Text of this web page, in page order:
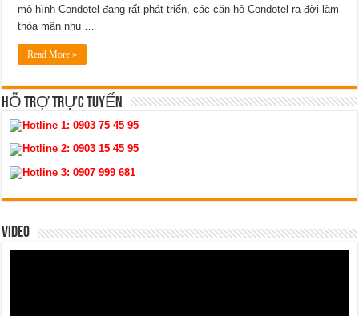
mô hình Condotel đang rất phát triển, các căn hộ Condotel ra đời làm
thỏa mãn nhu …
Read More »
HỖ TRỢ TRỰC TUYẾN
Hotline 1:0903 75 45 95
Hotline 2:0903 15 45 95
Hotline 3:0907 999 681
VIDEO